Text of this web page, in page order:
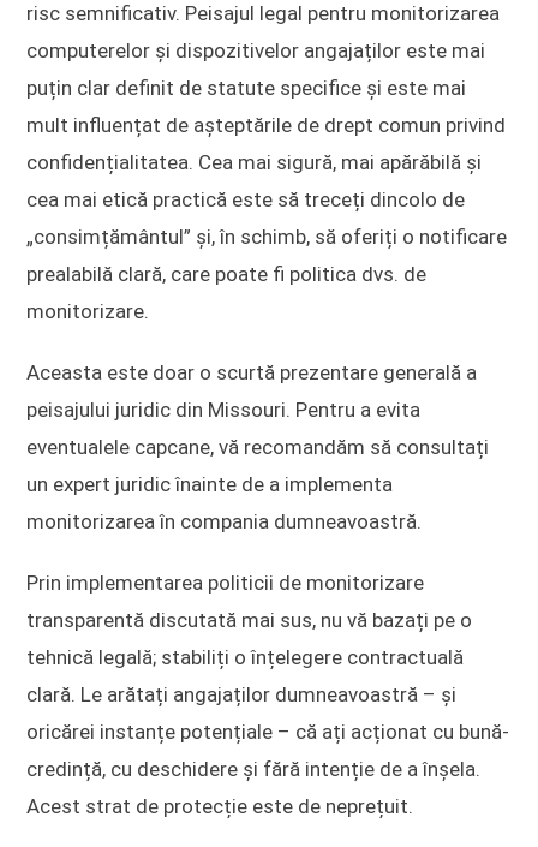
risc semnificativ. Peisajul legal pentru monitorizarea
computerelor și dispozitivelor angajaților este mai
puțin clar definit de statute specifice și este mai
mult influențat de așteptările de drept comun privind
confidențialitatea. Cea mai sigură, mai apărăbilă și
cea mai etică practică este să treceți dincolo de
„consimțământul” și, în schimb, să oferiți o notificare
prealabilă clară, care poate fi politica dvs. de
monitorizare.
Aceasta este doar o scurtă prezentare generală a
peisajului juridic din Missouri. Pentru a evita
eventualele capcane, vă recomandăm să consultați
un expert juridic înainte de a implementa
monitorizarea în compania dumneavoastră.
Prin implementarea politicii de monitorizare
transparentă discutată mai sus, nu vă bazați pe o
tehnică legală; stabiliți o înțelegere contractuală
clară. Le arătați angajaților dumneavoastră – și
oricărei instanțe potențiale – că ați acționat cu bună-
credință, cu deschidere și fără intenție de a înșela.
Acest strat de protecție este de neprețuit.